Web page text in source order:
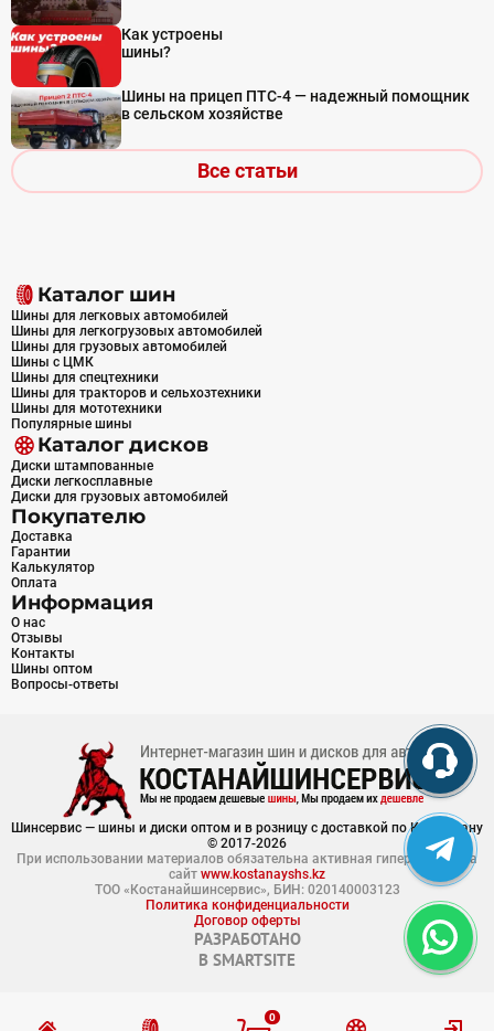
0
Как устроены
шины?
Шины на прицеп ПТС-4 — надежный помощник
в сельском хозяйстве
Все статьи
Каталог шин
Шины для легковых автомобилей
Шины для легкогрузовых автомобилей
Шины для грузовых автомобилей
Шины с ЦМК
Шины для спецтехники
Шины для тракторов и сельхозтехники
Шины для мототехники
Популярные шины
Каталог дисков
Диски штампованные
Диски легкосплавные
Диски для грузовых автомобилей
Покупателю
Доставка
Гарантии
Калькулятор
Оплата
Информация
О нас
Отзывы
Контакты
Шины оптом
Вопросы-ответы
Шинсервис — шины и диски оптом и в розницу с доставкой по Казахстану
© 2017-2026
При использовании материалов обязательна активная гиперссылка на
сайт www.kostanayshs.kz
ТОО «Костанайшинсервис», БИН: 020140003123
Политика конфиденциальности
Договор оферты
РАЗРАБОТАНО
В SMARTSITE